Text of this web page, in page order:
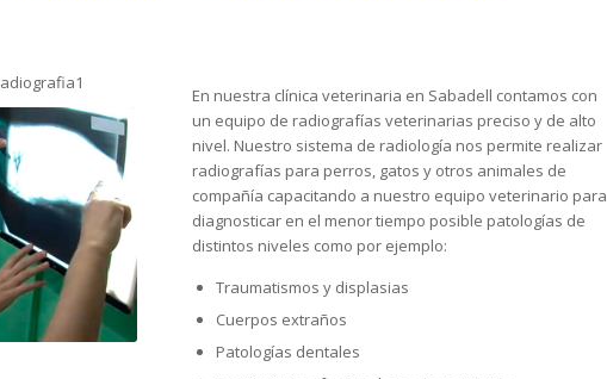
En nuestra clínica veterinaria en Sabadell contamos con
un equipo de radiografías veterinarias preciso y de alto
nivel. Nuestro sistema de radiología nos permite realizar
radiografías para perros, gatos y otros animales de
compañía capacitando a nuestro equipo veterinario para
diagnosticar en el menor tiempo posible patologías de
distintos niveles como por ejemplo:
Traumatismos y displasias
Cuerpos extraños
Patologías dentales